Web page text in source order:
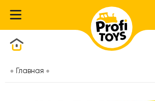
Главная
Каталог товаров